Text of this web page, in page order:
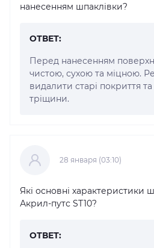
нанесенням шпаклівки?
ОТВЕТ:
Перед нанесенням
чистою, сухою та міцною.
видалити старі покриття
тріщини.
28 января (03:10)
Які основні характеристики
Акрил-путс ST10?
ОТВЕТ: